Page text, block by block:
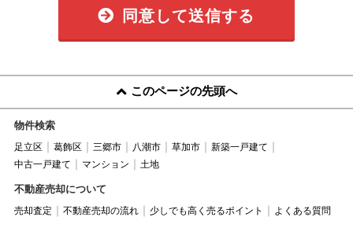
同意して送信する
このページの先頭へ
物件検索
足立区 葛飾区 三郷市 八潮市 草加市
新築一戸建て
中古一戸建て
マンション 土地
不動産売却について
売却査定 不動産売却の流れ 少しでも高く売るポイント よくある質問